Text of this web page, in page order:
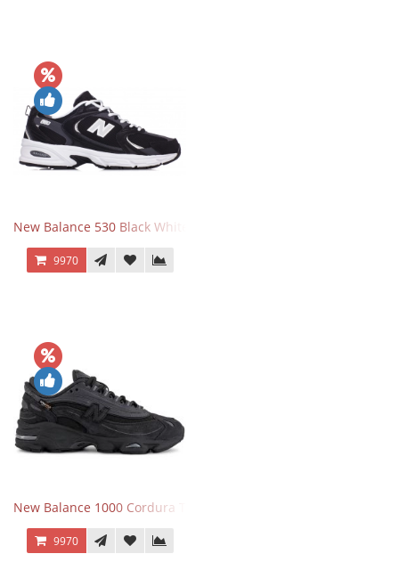
New Balance 530 Black White Silver
9970
New Balance 1000 Cordura Trainers Black Cement
9970